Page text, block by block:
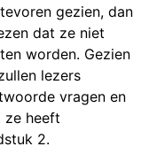
gezien, dan
dat ze niet
worden. Gezien
lezers
vragen en
ze heeft
2.